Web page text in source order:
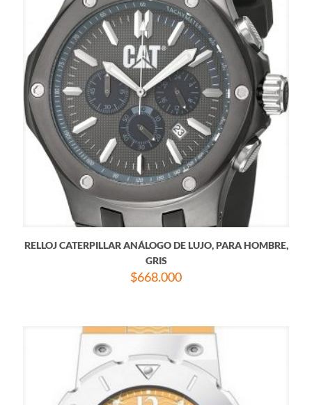
RELLOJ CATERPILLAR ANÁLOGO DE LUJO, PARA HOMBRE,
GRIS
$668.000